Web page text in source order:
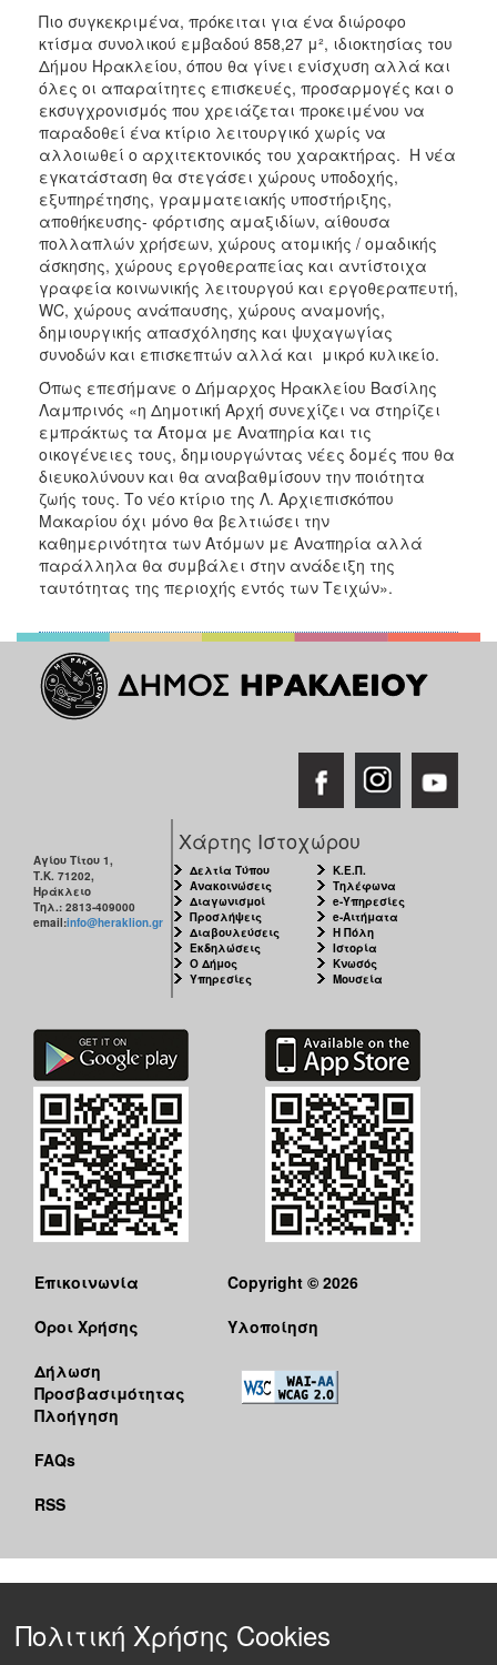
Πιο συγκεκριμένα, πρόκειται για ένα διώροφο
κτίσμα συνολικού εμβαδού 858,27 μ², ιδιοκτησίας του
Δήμου Ηρακλείου, όπου θα γίνει ενίσχυση αλλά και
όλες οι απαραίτητες επισκευές, προσαρμογές και ο
εκσυγχρονισμός που χρειάζεται προκειμένου να
παραδοθεί ένα κτίριο λειτουργικό χωρίς να
αλλοιωθεί ο αρχιτεκτονικός του χαρακτήρας. Η νέα
εγκατάσταση θα στεγάσει χώρους υποδοχής,
εξυπηρέτησης, γραμματειακής υποστήριξης,
αποθήκευσης- φόρτισης αμαξιδίων, αίθουσα
πολλαπλών χρήσεων, χώρους ατομικής / ομαδικής
άσκησης, χώρους εργοθεραπείας και αντίστοιχα
γραφεία κοινωνικής λειτουργού και εργοθεραπευτή,
WC, χώρους ανάπαυσης, χώρους αναμονής,
δημιουργικής απασχόλησης και ψυχαγωγίας
συνοδών και επισκεπτών αλλά και μικρό κυλικείο.
Όπως επεσήμανε ο Δήμαρχος Ηρακλείου Βασίλης
Λαμπρινός «η Δημοτική Αρχή συνεχίζει να στηρίζει
εμπράκτως τα Άτομα με Αναπηρία και τις
οικογένειες τους, δημιουργώντας νέες δομές που θα
διευκολύνουν και θα αναβαθμίσουν την ποιότητα
ζωής τους. Το νέο κτίριο της Λ. Αρχιεπισκόπου
Μακαρίου όχι μόνο θα βελτιώσει την
καθημερινότητα των Ατόμων με Αναπηρία αλλά
παράλληλα θα συμβάλει στην ανάδειξη της
ταυτότητας της περιοχής εντός των Τειχών».
Αγίου Τίτου 1,
Τ.Κ. 71202,
Ηράκλειο
Τηλ.: 2813-409000
email:info@heraklion.gr
Χάρτης Ιστοχώρου
Δελτία Τύπου
Ανακοινώσεις
Διαγωνισμοί
Προσλήψεις
Διαβουλεύσεις
Εκδηλώσεις
Ο Δήμος
Υπηρεσίες
Κ.Ε.Π.
Τηλέφωνα
e-Υπηρεσίες
e-Αιτήματα
Η Πόλη
Ιστορία
Κνωσός
Μουσεία
Επικοινωνία
Όροι Χρήσης
Δήλωση
Προσβασιμότητας
Πλοήγηση
FAQs
RSS
Copyright © 2026
Υλοποίηση
Πολιτική Χρήσης Cookies